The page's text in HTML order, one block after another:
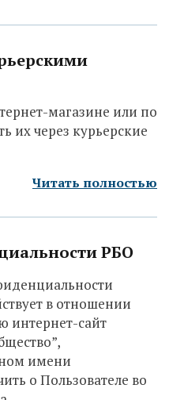
магазине или по
их через курьерские
Читать полностью
РБО
в отношении
интернет-сайт
имени
о Пользователе во